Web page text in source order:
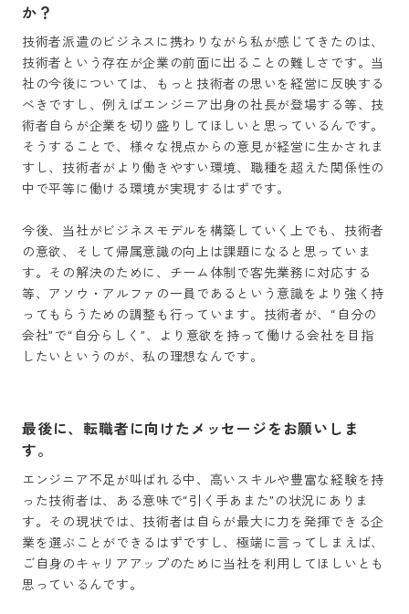
か？
技術者派遣のビジネスに携わりながら私が感じてきたのは、
技術者という存在が企業の前面に出ることの難しさです。当
社の今後については、もっと技術者の思いを経営に反映する
べきですし、例えばエンジニア出身の社長が登場する等、技
術者自らが企業を切り盛りしてほしいと思っているんです。
そうすることで、様々な視点からの意見が経営に生かされま
すし、技術者がより働きやすい環境、職種を超えた関係性の
中で平等に働ける環境が実現するはずです。
今後、当社がビジネスモデルを構築していく上でも、技術者
の意欲、そして帰属意識の向上は課題になると思っていま
す。その解決のために、チーム体制で客先業務に対応する
等、アソウ・アルファの一員であるという意識をより強く持
ってもらうための調整も行っています。技術者が、“自分の
会社”で“自分らしく”、より意欲を持って働ける会社を目指
したいというのが、私の理想なんです。
最後に、転職者に向けたメッセージをお願いしま
す。
エンジニア不足が叫ばれる中、高いスキルや豊富な経験を持
った技術者は、ある意味で“引く手あまた”の状況にありま
す。その現状では、技術者は自らが最大に力を発揮できる企
業を選ぶことができるはずですし、極端に言ってしまえば、
ご自身のキャリアアップのために当社を利用してほしいとも
思っているんです。